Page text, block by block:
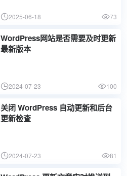
2025-06-18 73
WordPress网站是否需要及时更新
最新版本
2024-07-23 100
关闭 WordPress 自动更新和后台
更新检查
2024-07-23 81